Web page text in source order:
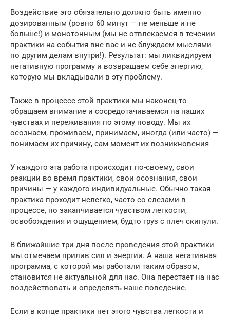
Воздействие это обязательно должно быть именно
дозированным (ровно 60 минут — не меньше и не
больше!) и монотонным (мы не отвлекаемся в течении
практики на события вне вас и не блуждаем мыслями
по другим делам внутри!). Результат: мы ликвидируем
негативную программу и возвращаем себе энергию,
которую мы вкладывали в эту проблему.
Также в процессе этой практики мы наконец-то
обращаем внимание и сосредотачиваемся на наших
чувствах и переживания по этому поводу. Мы их
осознаем, проживаем, принимаем, иногда (или часто) —
понимаем их причину, сам момент их возникновения
У каждого эта работа происходит по-своему, свои
реакции во время практики, свои осознания, свои
причины — у каждого индивидуальные. Обычно такая
практика проходит нелегко, часто со слезами в
процессе, но заканчивается чувством легкости,
освобождения и ощущением, будто груз с плеч скинули.
В ближайшие три дня после проведения этой практики
мы отмечаем прилив сил и энергии. А наша негативная
программа, с которой мы работали таким образом,
становится не актуальной для нас. Она перестает на нас
воздействовать и определять наше поведение.
Если в конце практики нет этого чувства легкости и